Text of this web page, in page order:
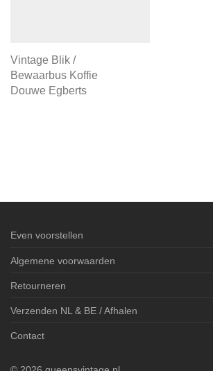
Vintage Blik /
Bewaarbus Koffie
Douwe Egberts
Even voorstellen
Algemene voorwaarden
Retourneren
Verzenden NL & BE / Afhalen
Contact